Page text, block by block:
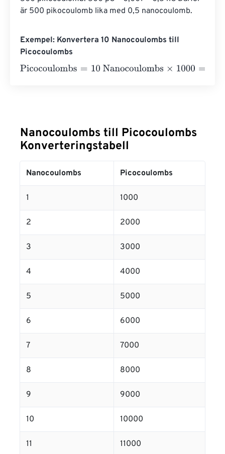
är 500 pikocoulomb lika med 0,5 nanocoulomb.
Exempel: Konvertera 10 Nanocoulombs till
Picocoulombs
Picocoulombs=10 Nanocoulombs×1000=10000
Nanocoulombs till Picocoulombs
Konverteringstabell
Nanocoulombs Picocoulombs
1 1000
2 2000
3 3000
4 4000
5 5000
6 6000
7 7000
8 8000
9 9000
10 10000
11 11000